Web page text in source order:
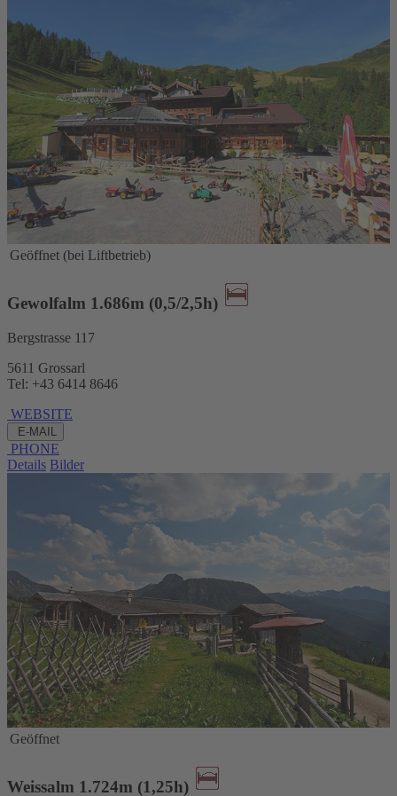
Geöffnet (bei Liftbetrieb)
Gewolfalm 1.686m (0,5/2,5h)
Bergstrasse 117
5611 Grossarl
Tel: +43 6414 8646
WEBSITE
E-MAIL
PHONE
Details Bilder
Geöffnet
Weissalm 1.724m (1,25h)